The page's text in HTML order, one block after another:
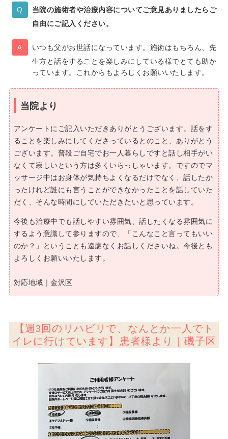
当院の施術者や治療内容についてご意見ありましたらご
自由にご記入ください。
いつも父がお世話になっています。施術はもちろん、先
生方と話をすることを楽しみにしている様でとても助か
っています。これからもよろしくお願いいたします。
当院より
アンケートにご記入いただきありがとうございます。話をす
ることを楽しみにしてくださっているとのこと、ありがとう
ございます。普段ご自宅でお一人暮らしですと話し相手がい
なくて寂しいという方は多くいらっしゃいます。ですのでマ
ッサージ中はお身体が気持ちよくなるだけでなく、話したか
ったけれど誰にも言うことができなかったことを話していた
だく、そんな時間にしていただきたいと思っています。
今後も治療中でも話しやすい雰囲気、話したくなる雰囲気に
するよう意識して参りますので、「こんなこと言ってもいい
のか？」ということも遠慮なくお話しくださいね。今後とも
よろしくお願いいたします。
対応地域｜金沢区
【週3回のリハビリで、なんとか一人でト
イレに行けています】患者様より｜磯子区